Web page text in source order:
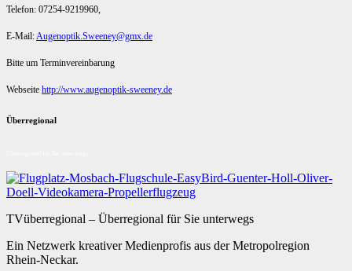
Telefon: 07254-9219960,
E-Mail:Augenoptik.Sweeney@gmx.de
Bitte um Terminvereinbarung
Webseite http://www.augenoptik-sweeney.de
Überregional
TVüberregional – Überregional für Sie unterwegs
Ein Netzwerk kreativer Medienprofis aus der Metropolregion
Rhein-Neckar.